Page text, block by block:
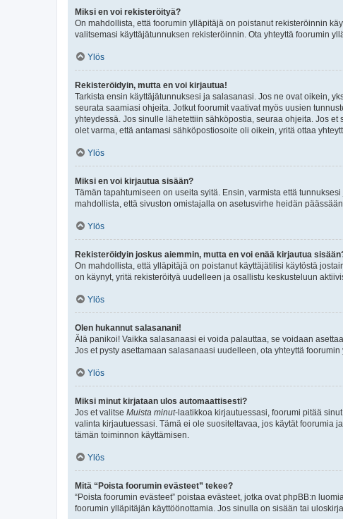
Miksi en voi rekisteröityä?
On mahdollista, että foorumin ylläpitäjä on poistanut rekisteröinnin
valitsemasi käyttäjätunnuksen rekisteröinnin. Ota yhteyttä foorumin
Ylös
Rekisteröidyin, mutta en voi kirjautua!
Tarkista ensin käyttäjätunnuksesi ja salasanasi. Jos ne ovat oikein,
seurata saamiasi ohjeita. Jotkut foorumit vaativat myös uusien
yhteydessä. Jos sinulle lähetettiin sähköpostia, seuraa ohjeita. Jos
olet varma, että antamasi sähköpostiosoite oli oikein, yritä ottaa
Ylös
Miksi en voi kirjautua sisään?
Tämän tapahtumiseen on useita syitä. Ensin, varmista että
mahdollista, että sivuston omistajalla on asetusvirhe heidän
Ylös
Rekisteröidyin joskus aiemmin, mutta en voi enää kirjautua
On mahdollista, että ylläpitäjä on poistanut käyttäjätilisi käytöstä
on käynyt, yritä rekisteröityä uudelleen ja osallistu keskusteluun
Ylös
Olen hukannut salasanani!
Älä panikoi! Vaikka salasanaasi ei voida palauttaa, se voidaan
Jos et pysty asettamaan salasanaasi uudelleen, ota yhteyttä foorumin
Ylös
Miksi minut kirjataan ulos automaattisesti?
Jos et valitse Muista minut-laatikkoa kirjautuessasi, foorumi pitää
valinta kirjautuessasi. Tämä ei ole suositeltavaa, jos käytät foorumia
tämän toiminnon käyttämisen.
Ylös
Mitä “Poista foorumin evästeet” tekee?
“Poista foorumin evästeet” poistaa evästeet, jotka ovat phpBB:n
foorumin ylläpitäjän käyttöönottamia. Jos sinulla on sisään tai